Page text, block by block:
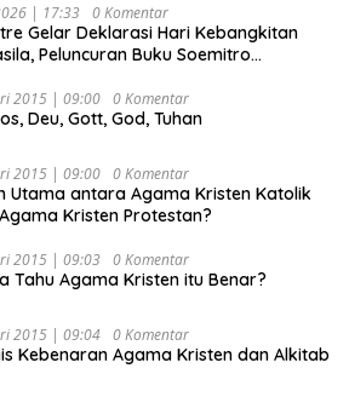
| 17:33 0 Komentar
Gelar Deklarasi Hari Kebangkitan
Peluncuran Buku Soemitro
& Simposium Nasional
Undang Perekonomian Nasional dan
2045”,
2015 | 09:00 0 Komentar
Deu, Gott, God, Tuhan
2015 | 09:00 0 Komentar
Utama antara Agama Kristen Katolik
Kristen Protestan?
2015 | 09:03 0 Komentar
Tahu Agama Kristen itu Benar?
2015 | 09:04 0 Komentar
Kebenaran Agama Kristen dan Alkitab